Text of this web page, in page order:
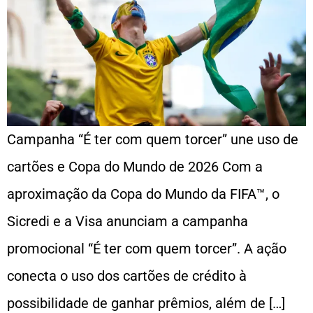
Campanha “É ter com quem torcer” une uso de
cartões e Copa do Mundo de 2026 Com a
aproximação da Copa do Mundo da FIFA™, o
Sicredi e a Visa anunciam a campanha
promocional “É ter com quem torcer”. A ação
conecta o uso dos cartões de crédito à
possibilidade de ganhar prêmios, além de […]